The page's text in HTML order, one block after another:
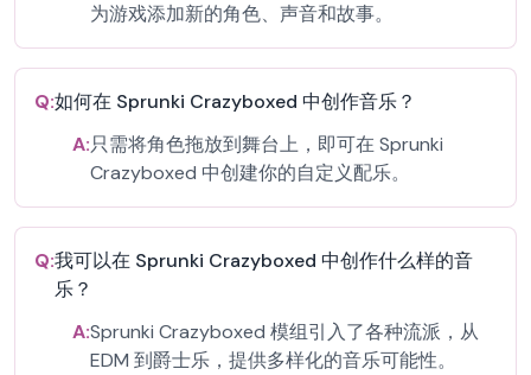
为游戏添加新的角色、声音和故事。
Q:如何在 Sprunki Crazyboxed 中创作音乐？
A:只需将角色拖放到舞台上，即可在 Sprunki
Crazyboxed 中创建你的自定义配乐。
Q:我可以在 Sprunki Crazyboxed 中创作什么样的音
乐？
A:Sprunki Crazyboxed 模组引入了各种流派，从
EDM 到爵士乐，提供多样化的音乐可能性。